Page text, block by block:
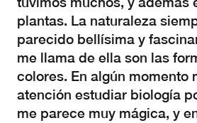
plantas. La naturaleza
parecido bellísima y
me llama de ella son las
colores. En algún momento
atención estudiar biología
me parece muy mágica, y